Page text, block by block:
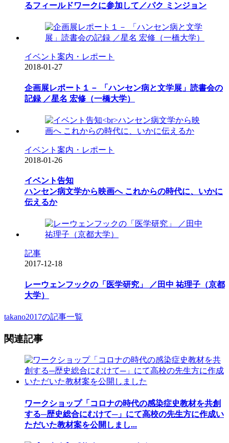
るフィールドワークに参加して／パク ミンジョン
イベント案内・レポート
2018-01-27
企画展レポート１－ 「ハンセン病と文学展」読書会の
記録 ／星名 宏修（一橋大学）
イベント案内・レポート
2018-01-26
イベント告知
ハンセン病文学から映画へ これからの時代に、いかに
伝えるか
記事
2017-12-18
レーウェンフックの「医学研究」 ／田中 祐理子（京都
大学）
takano2017の記事一覧
関連記事
ワークショップ「コロナの時代の感染症史教材を共創
する─歴史総合にむけて─」にて高校の先生方に作成い
ただいた教材案を公開しまし...